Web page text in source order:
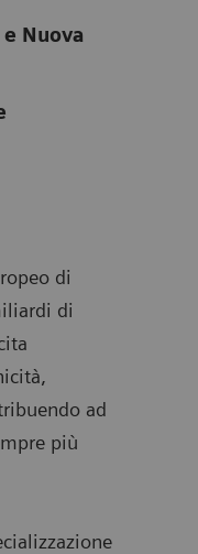
Nuova
di
di
ad
più